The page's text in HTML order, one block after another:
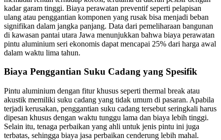
kadar garam tinggi. Biaya perawatan preventif seperti pelapisan
ulang atau penggantian komponen yang rusak bisa menjadi beban
signifikan dalam jangka panjang. Data dari pemeliharaan bangunan
di kawasan pantai utara Jawa menunjukkan bahwa biaya perawatan
pintu aluminium seri ekonomis dapat mencapai 25% dari harga awal
dalam waktu lima tahun.
Biaya Penggantian Suku Cadang yang Spesifik
Pintu aluminium dengan fitur khusus seperti thermal break atau
akustik memiliki suku cadang yang tidak umum di pasaran. Apabila
terjadi kerusakan, penggantian suku cadang tersebut seringkali harus
dipesan khusus dengan waktu tunggu lama dan biaya lebih tinggi.
Selain itu, tenaga perbaikan yang ahli untuk jenis pintu ini juga
terbatas, sehingga biaya jasa perbaikan cenderung lebih mahal.